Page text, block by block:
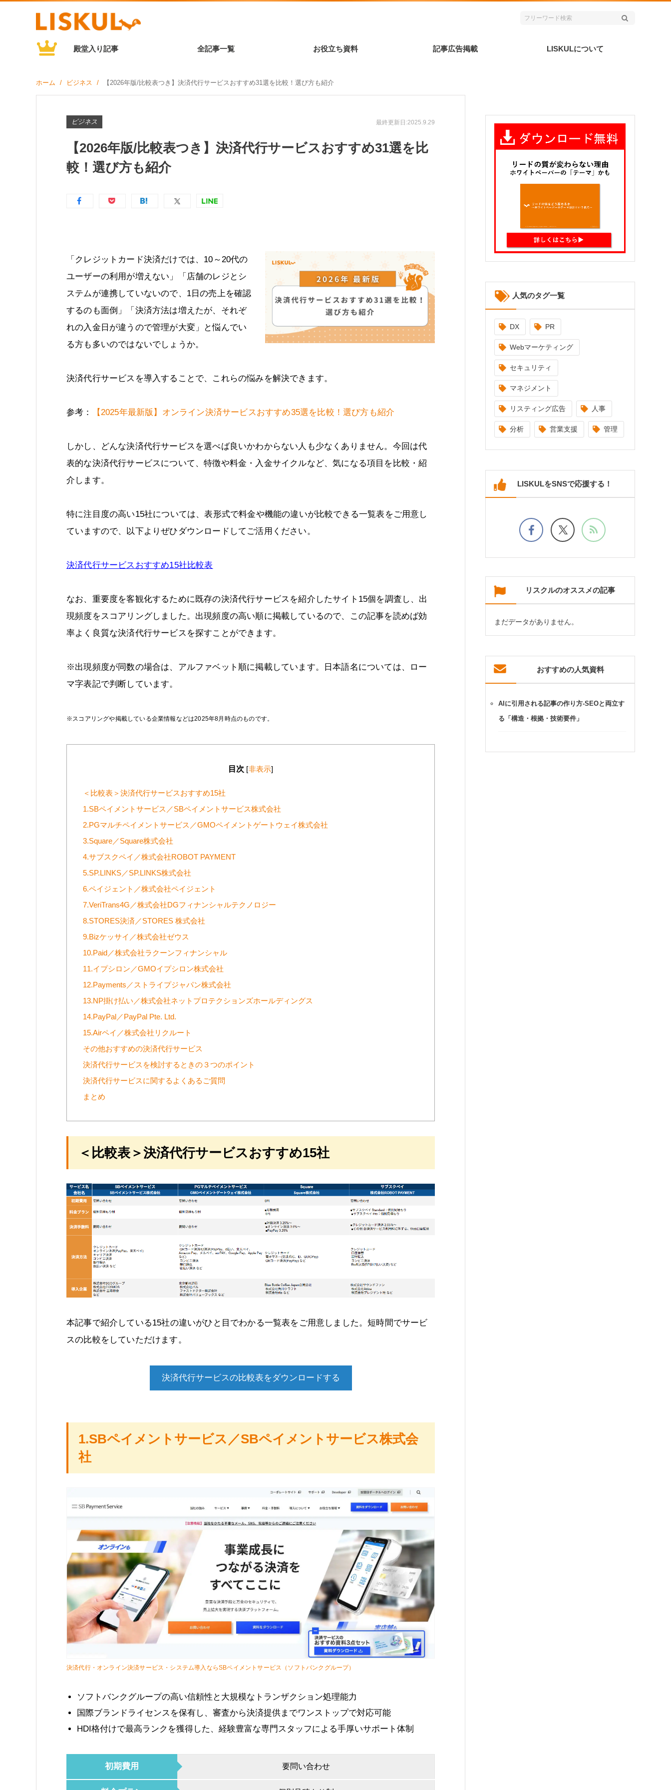
殿堂入り記事 全記事一覧 お役立ち資料 記事広告掲載 LISKULについて
ホーム ビジネス 【2026年版/比較表つき】決済代行サービスおすすめ31選を比較！選び方も紹介
ビジネス 最終更新日:2025.9.29
【2026年版/比較表つき】決済代行サービスおすすめ31選を比
較！選び方も紹介
「クレジットカード決済だけでは、10～20代の
ユーザーの利用が増えない」「店舗のレジとシ
ステムが連携していないので、1日の売上を確認
するのも面倒」「決済方法は増えたが、それぞ
れの入金日が違うので管理が大変」と悩んでい
る方も多いのではないでしょうか。
決済代行サービスを導入することで、これらの悩みを解決できます。
参考： 【2025年最新版】オンライン決済サービスおすすめ35選を比較！選び方も紹介
しかし、どんな決済代行サービスを選べば良いかわからない人も少なくありません。今回は代
表的な決済代行サービスについて、特徴や料金・入金サイクルなど、気になる項目を比較・紹
介します。
特に注目度の高い15社については、表形式で料金や機能の違いが比較できる一覧表をご用意し
ていますので、以下よりぜひダウンロードしてご活用ください。
決済代行サービスおすすめ15社比較表
なお、重要度を客観化するために既存の決済代行サービスを紹介したサイト15個を調査し、出
現頻度をスコアリングしました。出現頻度の高い順に掲載しているので、この記事を読めば効
率よく良質な決済代行サービスを探すことができます。
※出現頻度が同数の場合は、アルファベット順に掲載しています。日本語名については、ロー
マ字表記で判断しています。
※スコアリングや掲載している企業情報などは2025年8月時点のものです。
目次 [非表示]
＜比較表＞決済代行サービスおすすめ15社
1.SBペイメントサービス／SBペイメントサービス株式会社
2.PGマルチペイメントサービス／GMOペイメントゲートウェイ株式会社
3.Square／Square株式会社
4.サブスクペイ／株式会社ROBOT PAYMENT
5.SP.LINKS／SP.LINKS株式会社
6.ペイジェント／株式会社ペイジェント
7.VeriTrans4G／株式会社DGフィナンシャルテクノロジー
8.STORES決済／STORES 株式会社
9.Bizケッサイ／株式会社ゼウス
10.Paid／株式会社ラクーンフィナンシャル
11.イプシロン／GMOイプシロン株式会社
12.Payments／ストライプジャパン株式会社
13.NP掛け払い／株式会社ネットプロテクションズホールディングス
14.PayPal／PayPal Pte. Ltd.
15.Airペイ／株式会社リクルート
その他おすすめの決済代行サービス
決済代行サービスを検討するときの３つのポイント
決済代行サービスに関するよくあるご質問
まとめ
＜比較表＞決済代行サービスおすすめ15社
本記事で紹介している15社の違いがひと目でわかる一覧表をご用意しました。短時間でサービ
スの比較をしていただけます。
決済代行サービスの比較表をダウンロードする
1.SBペイメントサービス／SBペイメントサービス株式会
社
決済代行・オンライン決済サービス・システム導入ならSBペイメントサービス（ソフトバンクグループ）
ソフトバンクグループの高い信頼性と大規模なトランザクション処理能力
国際ブランドライセンスを保有し、審査から決済提供までワンストップで対応可能
HDI格付けで最高ランクを獲得した、経験豊富な専門スタッフによる手厚いサポート体制
初期費用 要問い合わせ
人気のタグ一覧
DX PR
Webマーケティング
セキュリティ
マネジメント
リスティング広告 人事
分析 営業支援 管理
LISKULをSNSで応援する！
リスクルのオススメの記事
まだデータがありません。
おすすめの人気資料
AIに引用される記事の作り方-SEOと両立す
る「構造・根拠・技術要件」